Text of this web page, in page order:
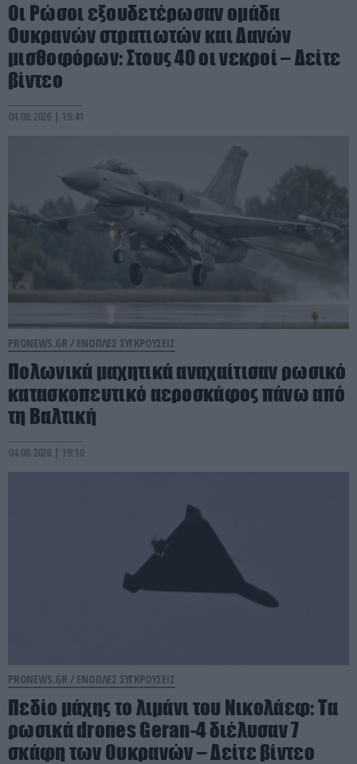
Οι Ρώσοι εξουδετέρωσαν ομάδα
Ουκρανών στρατιωτών και Δανών
μισθοφόρων: Στους 40 οι νεκροί – Δείτε
βίντεο
04.08.2026 | 19:41
PRONEWS.GR / ΕΝΟΠΛΕΣ ΣΥΓΚΡΟΥΣΕΙΣ
Πολωνικά μαχητικά αναχαίτισαν ρωσικό
κατασκοπευτικό αεροσκάφος πάνω από
τη Βαλτική
04.08.2026 | 19:10
PRONEWS.GR / ΕΝΟΠΛΕΣ ΣΥΓΚΡΟΥΣΕΙΣ
Πεδίο μάχης το λιμάνι του Νικολάεφ: Τα
ρωσικά drones Geran-4 διέλυσαν 7
σκάφη των Ουκρανών – Δείτε βίντεο